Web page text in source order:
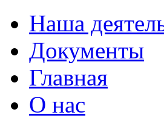
Наша
Документы
Главная
О нас